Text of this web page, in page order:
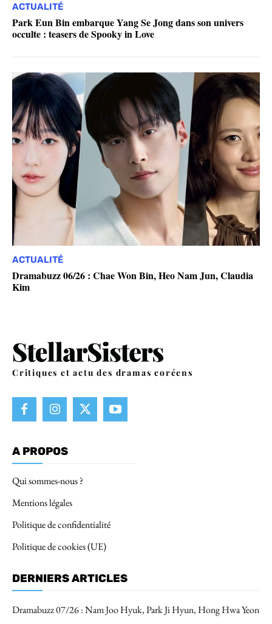
ACTUALITÉ
Park Eun Bin embarque Yang Se Jong dans son univers
occulte : teasers de Spooky in Love
ACTUALITÉ
Dramabuzz 06/26 : Chae Won Bin, Heo Nam Jun, Claudia
Kim
Critiques et actu des dramas coréens
A PROPOS
Qui sommes-nous ?
Mentions légales
Politique de confidentialité
Politique de cookies (UE)
DERNIERS ARTICLES
Dramabuzz 07/26 : Nam Joo Hyuk, Park Ji Hyun, Hong Hwa Yeon